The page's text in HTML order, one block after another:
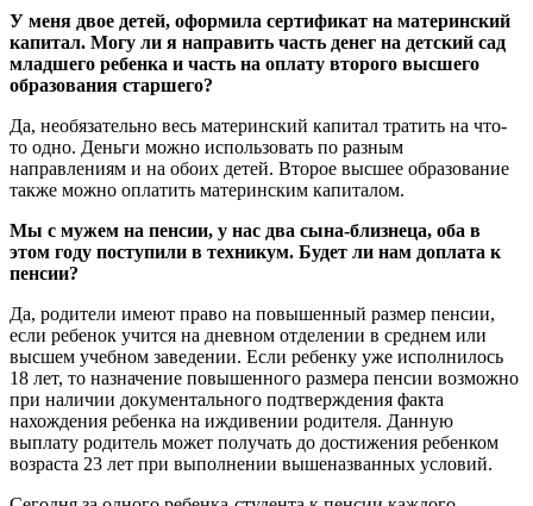
У меня двое детей, оформила сертификат на материнский
капитал. Могу ли я направить часть денег на детский сад
младшего ребенка и часть на оплату второго высшего
образования старшего?
Да, необязательно весь материнский капитал тратить на что-
то одно. Деньги можно использовать по разным
направлениям и на обоих детей. Второе высшее образование
также можно оплатить материнским капиталом.
Мы с мужем на пенсии, у нас два сына-близнеца, оба в
этом году поступили в техникум. Будет ли нам доплата к
пенсии?
Да, родители имеют право на повышенный размер пенсии,
если ребенок учится на дневном отделении в среднем или
высшем учебном заведении. Если ребенку уже исполнилось
18 лет, то назначение повышенного размера пенсии возможно
при наличии документального подтверждения факта
нахождения ребенка на иждивении родителя. Данную
выплату родитель может получать до достижения ребенком
возраста 23 лет при выполнении вышеназванных условий.